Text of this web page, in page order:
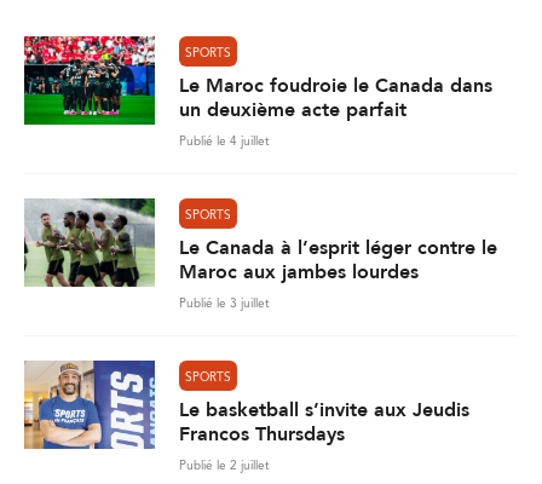
SPORTS
Le Maroc foudroie le Canada dans
un deuxième acte parfait
Publié le 4 juillet
SPORTS
Le Canada à l’esprit léger contre le
Maroc aux jambes lourdes
Publié le 3 juillet
SPORTS
Le basketball s’invite aux Jeudis
Francos Thursdays
Publié le 2 juillet